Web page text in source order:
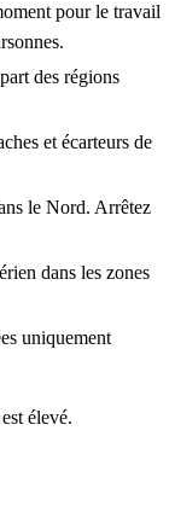
pour le travail
des régions
et écarteurs de
le Nord. Arrêtez
dans les zones
uniquement
élevé.